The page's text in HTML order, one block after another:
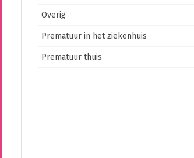
Overig
Prematuur in het ziekenhuis
Prematuur thuis